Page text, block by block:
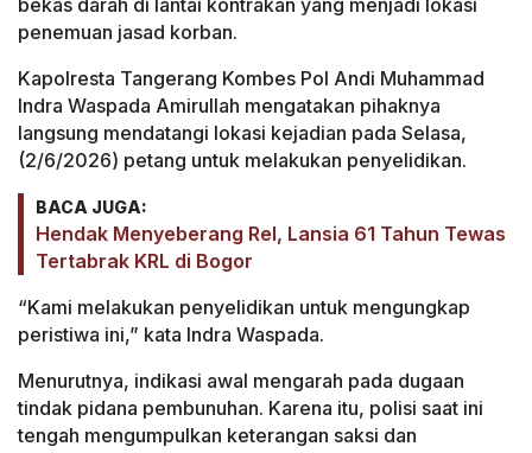
penemuan jasad korban.
Kapolresta Tangerang Kombes Pol Andi Muhammad
Indra Waspada Amirullah mengatakan pihaknya
langsung mendatangi lokasi kejadian pada Selasa,
(2/6/2026) petang untuk melakukan penyelidikan.
BACA JUGA:
Hendak Menyeberang Rel, Lansia 61 Tahun Tewas
Tertabrak KRL di Bogor
“Kami melakukan penyelidikan untuk mengungkap
peristiwa ini,” kata Indra Waspada.
Menurutnya, indikasi awal mengarah pada dugaan
tindak pidana pembunuhan. Karena itu, polisi saat ini
tengah mengumpulkan keterangan saksi dan